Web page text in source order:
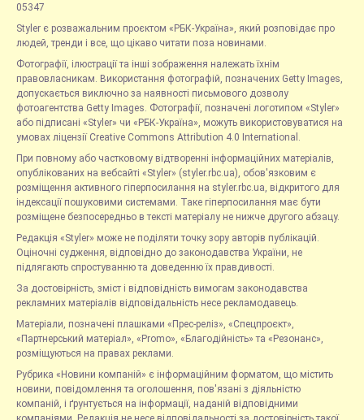
05347
Styler є розважальним проєктом «РБК-Україна», який розповідає про
людей, тренди і все, що цікаво читати поза новинами.
Фотографії, ілюстрації та інші зображення належать їхнім
правовласникам. Використання фотографій, позначених Getty Images,
допускається виключно за наявності письмового дозволу
фотоагентства Getty Images. Фотографії, позначені логотипом «Styler»
або підписані «Styler» чи «РБК-Україна», можуть використовуватися на
умовах ліцензії Creative Commons Attribution 4.0 International.
При повному або частковому відтворенні інформаційних матеріалів,
опублікованих на вебсайті «Styler» (styler.rbc.ua), обов'язковим є
розміщення активного гіперпосилання на styler.rbc.ua, відкритого для
індексації пошуковими системами. Таке гіперпосилання має бути
розміщене безпосередньо в тексті матеріалу не нижче другого абзацу.
Редакція «Styler» може не поділяти точку зору авторів публікацій.
Оціночні судження, відповідно до законодавства України, не
підлягають спростуванню та доведенню їх правдивості.
За достовірність, зміст і відповідність вимогам законодавства
рекламних матеріалів відповідальність несе рекламодавець.
Матеріали, позначені плашками «Прес-реліз», «Спецпроєкт»,
«Партнерський матеріал», «Promo», «Благодійність» та «Резонанс»,
розміщуються на правах реклами.
Рубрика «Новини компаній» є інформаційним форматом, що містить
новини, повідомлення та оголошення, пов'язані з діяльністю
компаній, і ґрунтується на інформації, наданій відповідними